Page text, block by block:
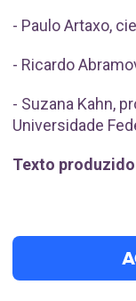
- Paulo Artaxo,
- Ricardo
- Suzana Kahn,
Universidade
Texto